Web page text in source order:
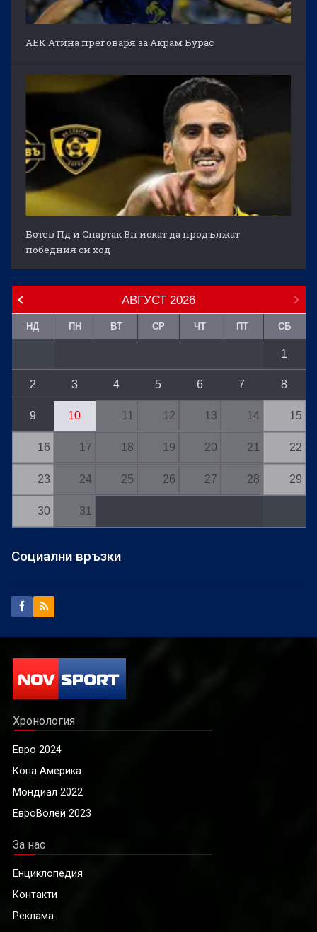
АЕК Атина преговаря за Акрам Бурас
Ботев Пд и Спартак Вн искат да продължат
победния си ход
АВГУСТ 2026
НД ПН ВТ СР ЧТ ПТ СБ
1
2 3 4 5 6 7 8
9 10 11 12 13 14 15
16 17 18 19 20 21 22
23 24 25 26 27 28 29
30 31
Социални връзки
Хронология
Евро 2024
Копа Америка
Мондиал 2022
ЕвроВолей 2023
За нас
Енциклопедия
Контакти
Реклама